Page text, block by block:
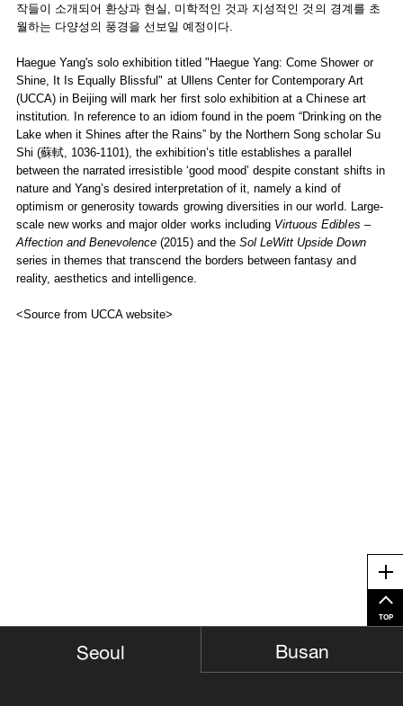
작들이 소개되어 환상과 현실, 미학적인 것과 지성적인 것의 경계를 초
월하는 다양성의 풍경을 선보일 예정이다.
Haegue Yang's solo exhibition titled "Haegue Yang: Come Shower or
Shine, It Is Equally Blissful" at Ullens Center for Contemporary Art
(UCCA) in Beijing will mark her first solo exhibition at a Chinese art
institution. In reference to an idiom found in the poem “Drinking on the
Lake when it Shines after the Rains” by the Northern Song scholar Su
Shi (蘇軾, 1036-1101), the exhibition’s title establishes a parallel
between the narrated irresistible ‘good mood’ despite constant shifts in
nature and Yang’s desired interpretation of it, namely a kind of
optimism or generosity towards growing diversities in our world. Large-
scale new works and major older works including Virtuous Edibles –
Affection and Benevolence (2015) and the Sol LeWitt Upside Down
series in themes that transcend the borders between fantasy and
reality, aesthetics and intelligence.
<Source from UCCA website>
TOP
Seoul Busan